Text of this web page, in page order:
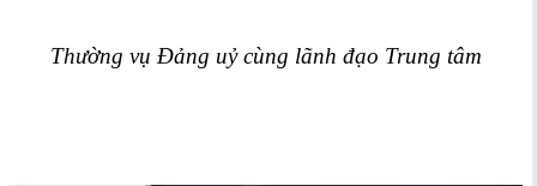
Thường vụ Đảng uỷ cùng lãnh đạo Trung tâm